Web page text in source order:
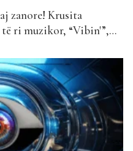
zanore! Krusita
ri muzikor, “Vibin'”,
këtë publikim, artistja
dhe më
një kombinim ritmesh